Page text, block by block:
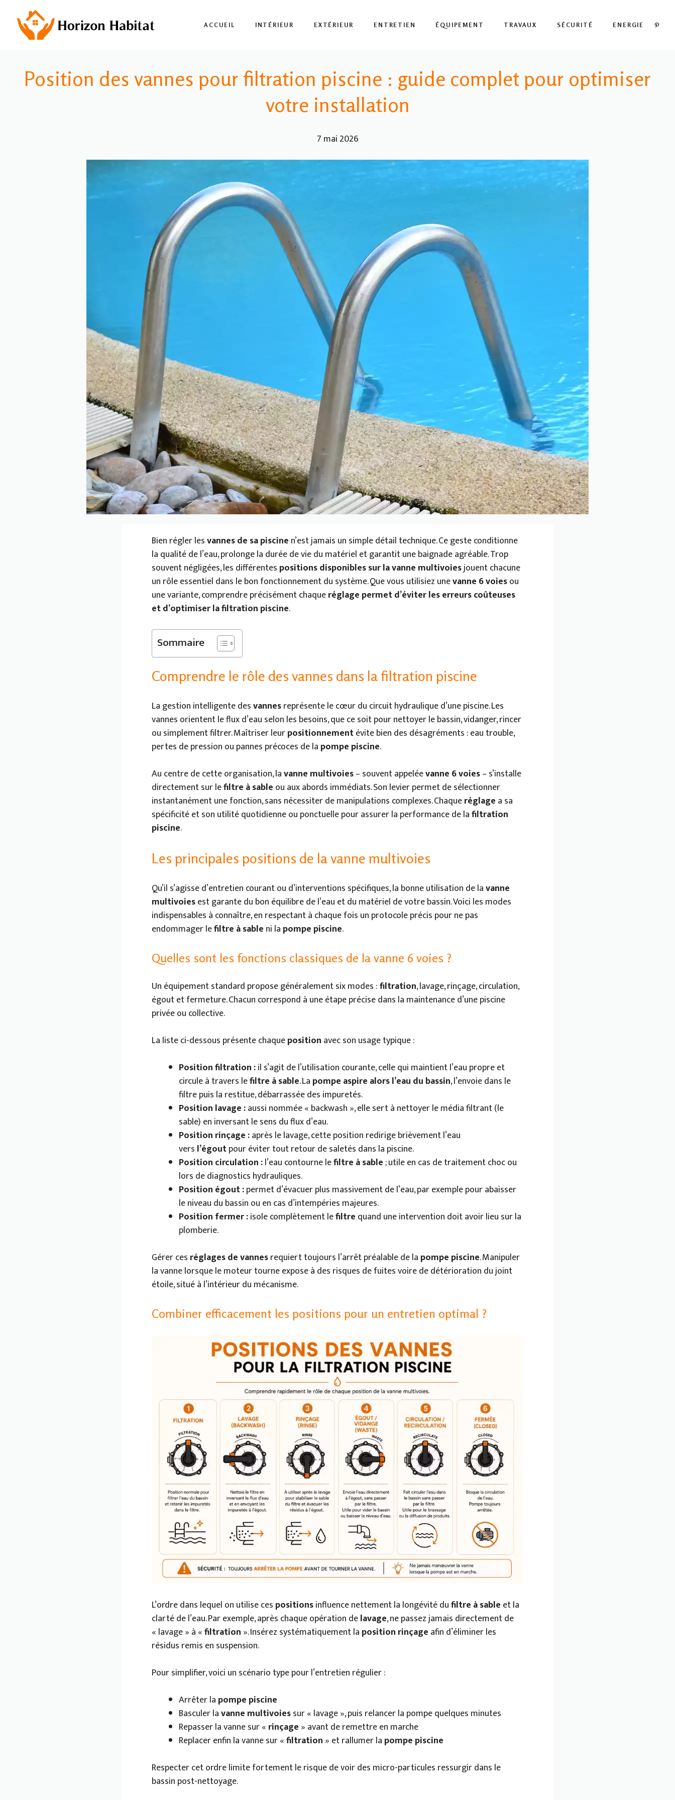
contenu
ACCUEIL INTÉRIEUR EXTÉRIEUR ENTRETIEN ÉQUIPEMENT TRAVAUX SÉCURITÉ ENERGIE
Position des vannes pour filtration piscine : guide complet pour optimiser
votre installation
7 mai 2026
Bien régler lesvannes de sa piscine n’est jamais un simple détail technique. Ce geste conditionne
la qualité de l’eau, prolonge la durée de vie du matériel et garantit une baignade agréable. Trop
souvent négligées, les différentes positions disponibles sur la vanne multivoiesjouent chacune
un rôle essentiel dans le bon fonctionnement du système. Que vous utilisiez unevanne 6 voiesou
une variante, comprendre précisément chaqueréglage permet d’éviter les erreurs coûteuses
et d’optimiser la filtration piscine.
Sommaire
Comprendre le rôle des vannes dans la filtration piscine
La gestion intelligente desvannesreprésente le cœur du circuit hydraulique d’une piscine. Les
vannes orientent le flux d’eau selon les besoins, que ce soit pour nettoyer le bassin, vidanger, rincer
ou simplement filtrer. Maîtriser leurpositionnementévite bien des désagréments : eau trouble,
pertes de pression ou pannes précoces de la pompe piscine.
Au centre de cette organisation, lavanne multivoies– souvent appeléevanne 6 voies– s’installe
directement sur lefiltre à sable ou aux abords immédiats. Son levier permet de sélectionner
instantanément une fonction, sans nécessiter de manipulations complexes. Chaqueréglage a sa
spécificité et son utilité quotidienne ou ponctuelle pour assurer la performance de lafiltration
piscine.
Les principales positions de la vanne multivoies
Qu’il s’agisse d’entretien courant ou d’interventions spécifiques, la bonne utilisation de lavanne
multivoiesest garante du bon équilibre de l’eau et du matériel de votre bassin. Voici les modes
indispensables à connaître, en respectant à chaque fois un protocole précis pour ne pas
endommager lefiltre à sable ni la pompe piscine.
Quelles sont les fonctions classiques de la vanne 6 voies ?
Un équipement standard propose généralement six modes :filtration, lavage, rinçage, circulation,
égout et fermeture. Chacun correspond à une étape précise dans la maintenance d’une piscine
privée ou collective.
La liste ci-dessous présente chaqueposition avec son usage typique :
Position filtration :il s’agit de l’utilisation courante, celle qui maintient l’eau propre et
circule à travers lefiltre à sable. La pompe aspire alors l’eau du bassin, l’envoie dans le
filtre puis la restitue, débarrassée des impuretés.
Position lavage :aussi nommée « backwash », elle sert à nettoyer le média filtrant (le
sable) en inversant le sens du flux d’eau.
Position rinçage :après le lavage, cette position redirige brièvement l’eau
vers l’égoutpour éviter tout retour de saletés dans la piscine.
Position circulation :l’eau contourne lefiltre à sable ; utile en cas de traitement choc ou
lors de diagnostics hydrauliques.
Position égout :permet d’évacuer plus massivement de l’eau, par exemple pour abaisser
le niveau du bassin ou en cas d’intempéries majeures.
Position fermer :isole complètement lefiltre quand une intervention doit avoir lieu sur la
plomberie.
Gérer ces réglages de vannesrequiert toujours l’arrêt préalable de la pompe piscine. Manipuler
la vanne lorsque le moteur tourne expose à des risques de fuites voire de détérioration du joint
étoile, situé à l’intérieur du mécanisme.
Combiner efficacement les positions pour un entretien optimal ?
L’ordre dans lequel on utilise ces positionsinfluence nettement la longévité dufiltre à sable et la
clarté de l’eau. Par exemple, après chaque opération delavage, ne passez jamais directement de
« lavage » à «filtration ». Insérez systématiquement la position rinçage afin d’éliminer les
résidus remis en suspension.
Pour simplifier, voici un scénario type pour l’entretien régulier :
Arrêter la pompe piscine
Basculer lavanne multivoiessur « lavage », puis relancer la pompe quelques minutes
Repasser la vanne sur « rinçage » avant de remettre en marche
Replacer enfin la vanne sur «filtration » et rallumer la pompe piscine
Respecter cet ordre limite fortement le risque de voir des micro-particules ressurgir dans le
bassin post-nettoyage.